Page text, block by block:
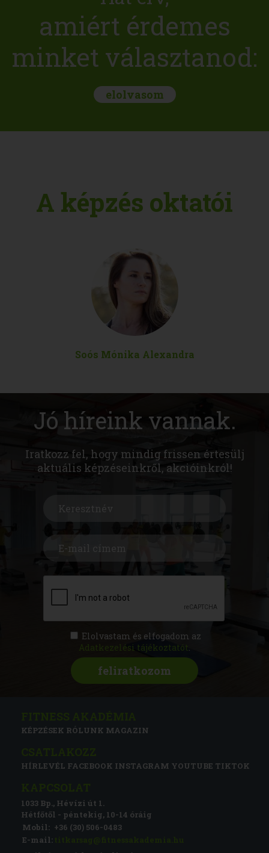
amiért érdemes
minket választanod:
elolvasom
A képzés oktatói
Soós Mónika Alexandra
Jó híreink vannak.
Iratkozz fel, hogy mindig frissen értesülj
aktuális képzéseinkről, akcióinkról!
Elolvastam és elfogadom az
Adatkezelési tájékoztatót.
KÉPZÉSEK RÓLUNK MAGAZIN
HÍRLEVÉL FACEBOOK INSTAGRAM YOUTUBE TIKTOK
1033 Bp., Hévízi út 1.
Hétfőtől - péntekig, 10-14 óráig
Mobil: +36 (30) 506-0483
E-mail: